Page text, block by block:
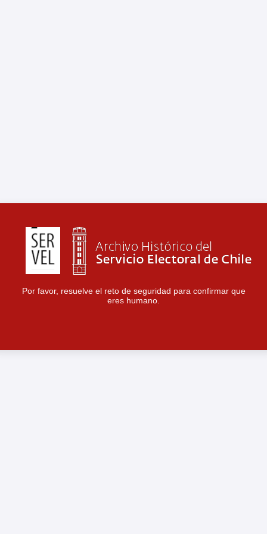
Por favor, resuelve el reto de seguridad para confirmar que
eres humano.